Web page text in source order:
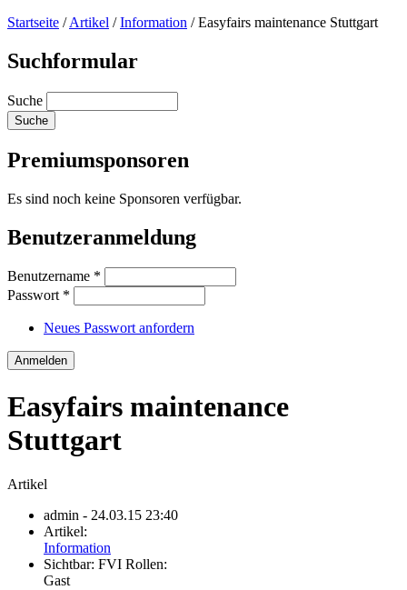
Startseite /Artikel /Information /Easyfairs maintenance Stuttgart
Suchformular
Suche
Premiumsponsoren
Es sind noch keine Sponsoren verfügbar.
Benutzeranmeldung
Benutzername *
Passwort *
Neues Passwort anfordern
Easyfairs maintenance
Stuttgart
Artikel
admin - 24.03.15 23:40
Artikel:
Information
Sichtbar: FVI Rollen:
Gast